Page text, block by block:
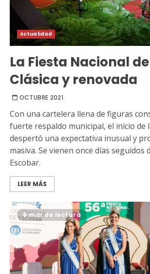
Actualidad
La Fiesta Nacional
Clásica y renovada
OCTUBRE 2021
Con una cartelera llena de figuras
fuerte respaldo municipal, el inicio de
despertó una expectativa inusual y
masiva. Se vienen once días seguidos
Escobar.
LEER MÁS
6 min de lectura